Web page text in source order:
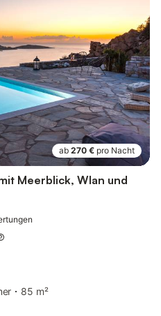
ab 270 € pro Nacht
Meerblick, Wlan und
85 m²